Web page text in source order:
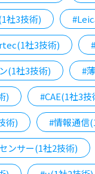
社3技術)
社3技術)
(1社3技術) #
) #CAE(1社3技
術) #情報通信
ンサー(1社2技術)